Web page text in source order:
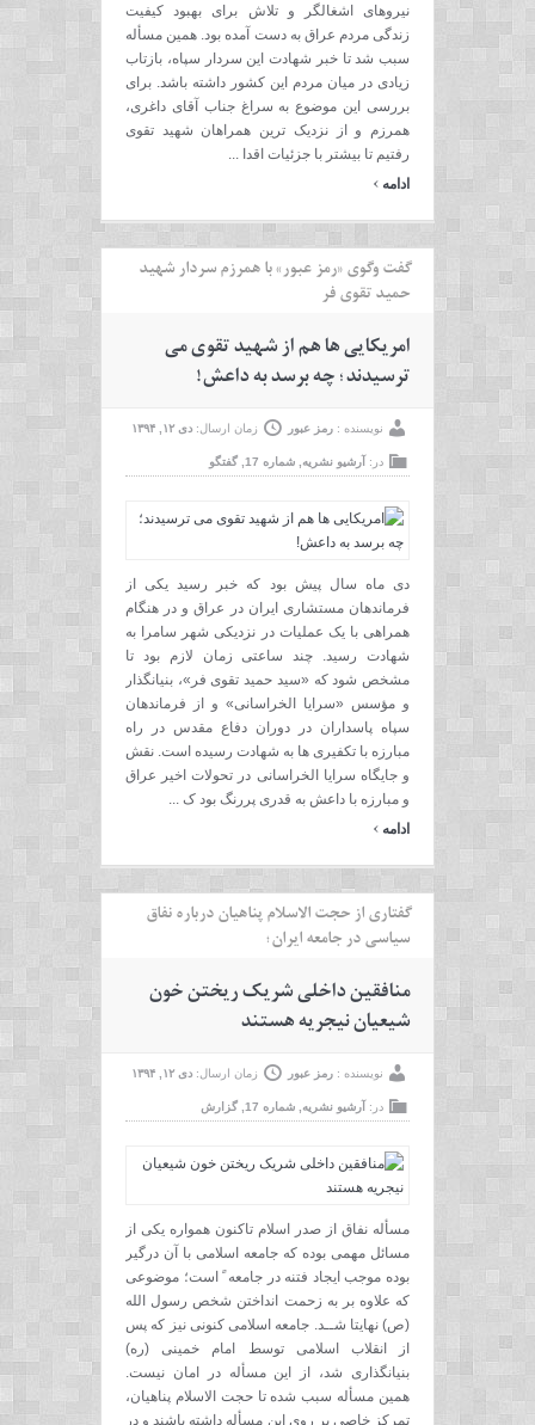
نیروهای اشغالگر و تلاش برای بهبود کیفیت
زندگی مردم عراق به دست آمده بود. همین مسأله
سبب شد تا خبر شهادت این سردار سپاه، بازتاب
زیادی در میان مردم این کشور داشته باشد. برای
بررسی این موضوع به سراغ جناب آقای داغری،
همرزم و از نزدیک ترین همراهان شهید تقوی
رفتیم تا بیشتر با جزئیات اقدا ...
ادامه ›
گفت وگوی «رمز عبور» با همرزم سردار شهید
حمید تقوی فر
امریکایی ها هم از شهید تقوی می
ترسیدند؛ چه برسد به داعش!
نویسنده : رمز عبور زمان ارسال: دی ۱۲, ۱۳۹۴
در: آرشیو نشریه شماره 17 گفتگو
دی ماه سال پیش بود که خبر رسید یکی از
فرماندهان مستشاری ایران در عراق و در هنگام
همراهی با یک عملیات در نزدیکی شهر سامرا به
شهادت رسید. چند ساعتی زمان لازم بود تا
مشخص شود که «سید حمید تقوی فر»، بنیانگذار
و مؤسس «سرایا الخراسانی» و از فرماندهان
سپاه پاسداران در دوران دفاع مقدس در راه
مبارزه با تکفیری ها به شهادت رسیده است. نقش
و جایگاه سرایا الخراسانی در تحولات اخیر عراق
و مبارزه با داعش به قدری پررنگ بود ک ...
ادامه ›
گفتاری از حجت الاسلام پناهیان درباره نفاق
سیاسی در جامعه ایران؛
منافقین داخلی شریک ریختن خون
شیعیان نیجریه هستند
نویسنده : رمز عبور زمان ارسال: دی ۱۲, ۱۳۹۴
در: آرشیو نشریه شماره 17 گزارش
مسأله نفاق از صدر اسلام تاکنون همواره یکی از
مسائل مهمی بوده که جامعه اسلامی با آن درگیر
بوده موجب ایجاد فتنه در جامعه ً است؛ موضوعی
که علاوه بر به زحمت انداختن شخص رسول الله
(ص) نهایتا شــد. جامعه اسلامی کنونی نیز که پس
از انقلاب اسلامی توسط امام خمینی (ره)
بنیانگذاری شد، از این مسأله در امان نیست.
همین مسأله سبب شده تا حجت الاسلام پناهیان،
تمرکز خاصی بر روی این مسأله داشته باشند و در